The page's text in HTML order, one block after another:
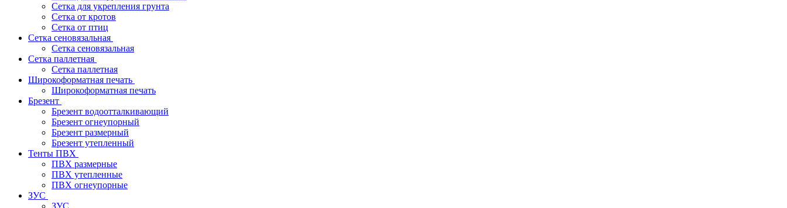
Сетка для укрепления грунта
Сетка от кротов
Сетка от птиц
Сетка сеновязальная
Сетка сеновязальная
Сетка паллетная
Сетка паллетная
Широкоформатная печать
Широкоформатная печать
Брезент
Брезент водоотталкивающий
Брезент огнеупорный
Брезент размерный
Брезент утепленный
Тенты ПВХ
ПВХ размерные
ПВХ утепленные
ПВХ огнеупорные
ЗУС
ЗУС